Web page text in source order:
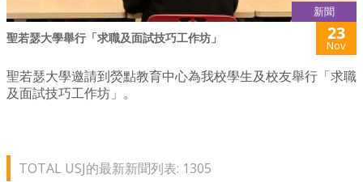
新聞
聖若瑟大學舉行「求職及面試技巧工作坊」 23
Nov
聖若瑟大學邀請到熒點教育中心為我校學生及校友舉行「求職
及面試技巧工作坊」。
TOTAL USJ的最新新聞列表: 1305